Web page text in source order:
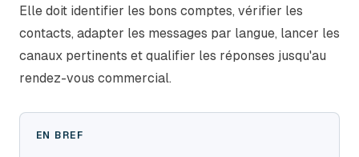
Elle doit identifier les bons comptes, vérifier les
contacts, adapter les messages par langue, lancer les
canaux pertinents et qualifier les réponses jusqu'au
rendez-vous commercial.
EN BREF